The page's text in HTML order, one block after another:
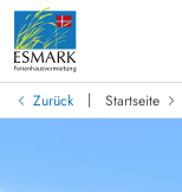
Zurück | Startseite